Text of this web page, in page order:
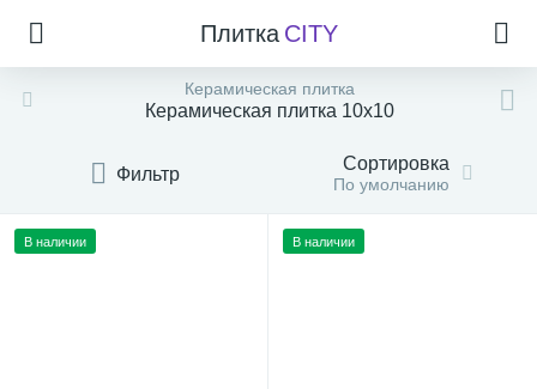
Плитка CITY
Керамическая плитка
Керамическая плитка 10x10
Фильтр Сортировка
По умолчанию
В наличии В наличии